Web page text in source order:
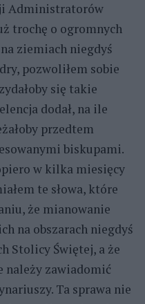
Administratorów
trochę o ogromnych
ziemiach niegdyś
pozwoliłem sobie
się takie
dodał, na ile
przedtem
biskupami.
w kilka miesięcy
te słowa, które
że mianowanie
na obszarach niegdyś
Stolicy Świętej, a że
należy zawiadomić
Ta sprawa nie